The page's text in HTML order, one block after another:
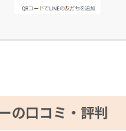
の口コミ・評判